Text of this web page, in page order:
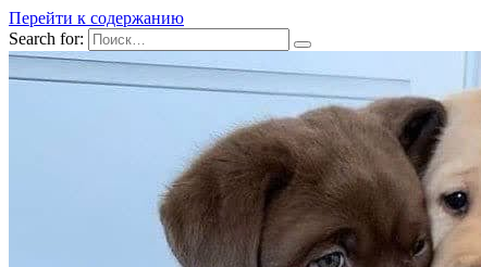
Перейти к содержанию
Search for: